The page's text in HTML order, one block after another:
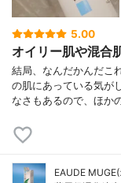
5.00
オイリー肌や混合
結局、なんだかんだこ
の肌にあっている気が
なさもあるので、ほか
EAUDE